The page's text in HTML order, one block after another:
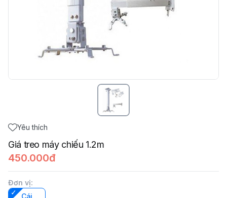
Yêu thích
Giá treo máy chiếu 1.2m
450.000đ
Đơn vị:
Cái